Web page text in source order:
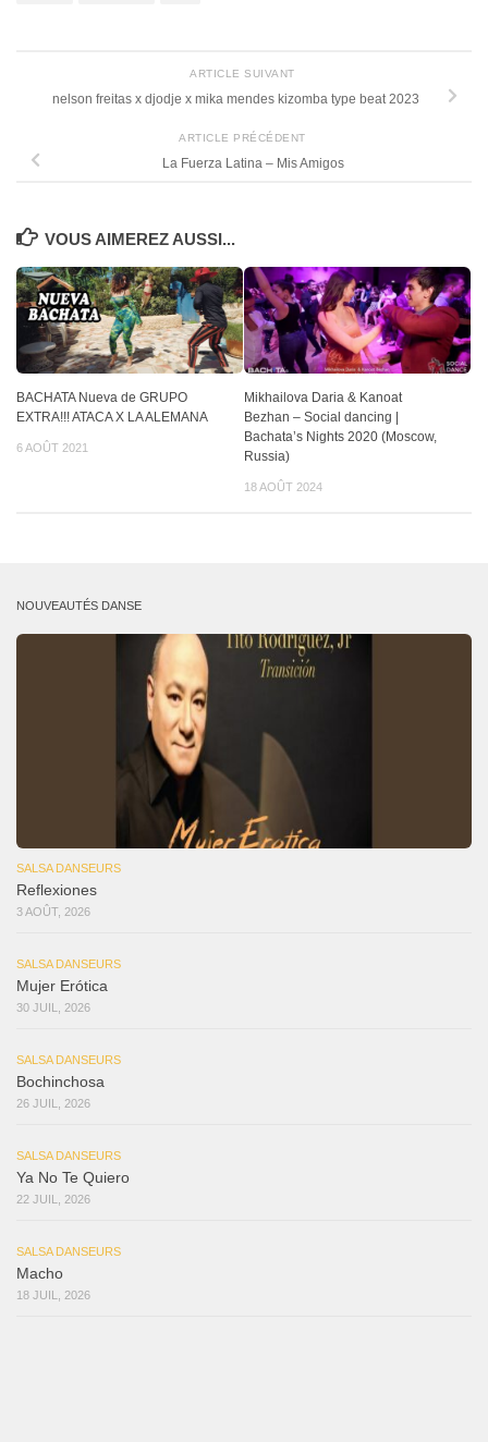
ARTICLE SUIVANT
nelson freitas x djodje x mika mendes kizomba type beat 2023
ARTICLE PRÉCÉDENT
La Fuerza Latina – Mis Amigos
VOUS AIMEREZ AUSSI...
BACHATA Nueva de GRUPO
EXTRA!!! ATACA X LA ALEMANA
6 AOÛT 2021
Mikhailova Daria & Kanoat
Bezhan – Social dancing |
Bachata’s Nights 2020 (Moscow,
Russia)
18 AOÛT 2024
NOUVEAUTÉS DANSE
SALSA DANSEURS
Reflexiones
3 AOÛT, 2026
SALSA DANSEURS
Mujer Erótica
30 JUIL, 2026
SALSA DANSEURS
Bochinchosa
26 JUIL, 2026
SALSA DANSEURS
Ya No Te Quiero
22 JUIL, 2026
SALSA DANSEURS
Macho
18 JUIL, 2026